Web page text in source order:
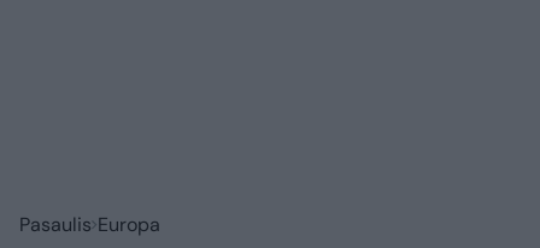
Pasaulis Europa